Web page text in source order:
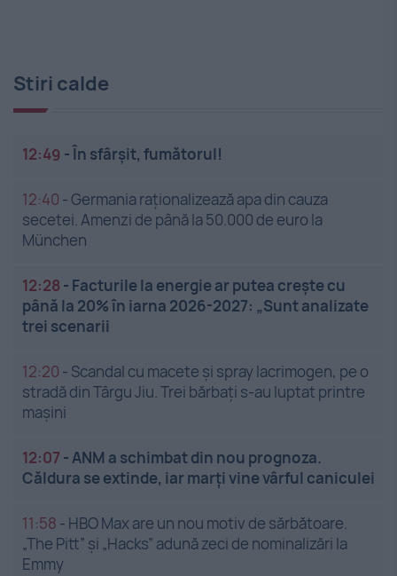
Stiri calde
12:49 -În sfârșit, fumătorul!
12:40 -Germania raționalizează apa din cauza
secetei. Amenzi de până la 50.000 de euro la
München
12:28 - Facturile la energie ar putea crește cu
până la 20% în iarna 2026-2027: „Sunt analizate
trei scenarii
12:20 - Scandal cu macete și spray lacrimogen, pe o
stradă din Târgu Jiu. Trei bărbați s-au luptat printre
mașini
12:07 -ANM a schimbat din nou prognoza.
Căldura se extinde, iar marți vine vârful caniculei
11:58 - HBO Max are un nou motiv de sărbătoare.
„The Pitt” și „Hacks” adună zeci de nominalizări la
Emmy